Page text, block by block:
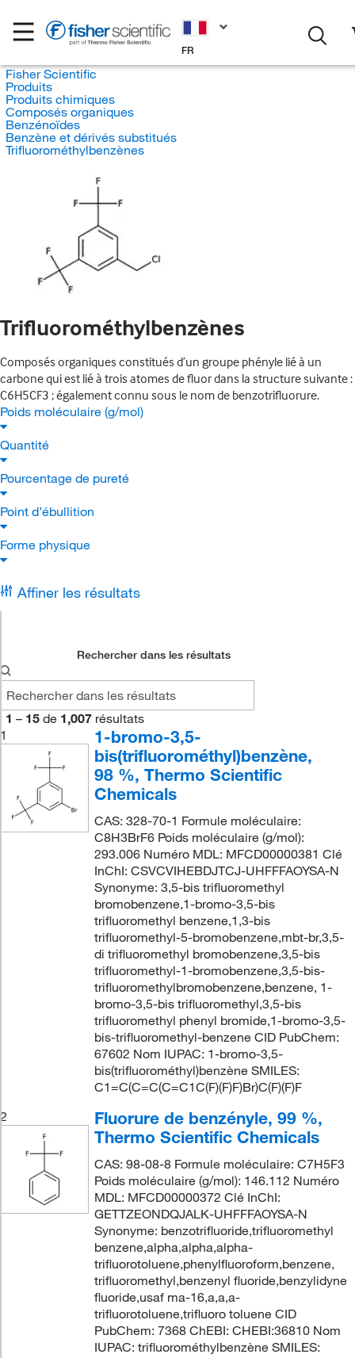
FR
Fisher Scientific
Produits
Produits chimiques
Composés organiques
Benzénoïdes
Benzène et dérivés substitués
Trifluorométhylbenzènes
Trifluorométhylbenzènes
Composés organiques constitués d’un groupe phényle lié à un
carbone qui est lié à trois atomes de fluor dans la structure suivante :
C6H5CF3 ; également connu sous le nom de benzotrifluorure.
Poids moléculaire (g/mol)
Quantité
Pourcentage de pureté
Point d’ébullition
Forme physique
Affiner les résultats
Rechercher dans les résultats
1 – 15 de 1,007 résultats
1
1-bromo-3,5-
bis(trifluorométhyl)benzène,
98 %, Thermo Scientific
Chemicals
CAS: 328-70-1 Formule moléculaire:
C8H3BrF6 Poids moléculaire (g/mol):
293.006 Numéro MDL: MFCD00000381 Clé
InChI: CSVCVIHEBDJTCJ-UHFFFAOYSA-N
Synonyme: 3,5-bis trifluoromethyl
bromobenzene,1-bromo-3,5-bis
trifluoromethyl benzene,1,3-bis
trifluoromethyl-5-bromobenzene,mbt-br,3,5-
di trifluoromethyl bromobenzene,3,5-bis
trifluoromethyl-1-bromobenzene,3,5-bis-
trifluoromethylbromobenzene,benzene, 1-
bromo-3,5-bis trifluoromethyl,3,5-bis
trifluoromethyl phenyl bromide,1-bromo-3,5-
bis-trifluoromethyl-benzene CID PubChem:
67602 Nom IUPAC: 1-bromo-3,5-
bis(trifluorométhyl)benzène SMILES:
C1=C(C=C(C=C1C(F)(F)F)Br)C(F)(F)F
2
Fluorure de benzényle, 99 %,
Thermo Scientific Chemicals
CAS: 98-08-8 Formule moléculaire: C7H5F3
Poids moléculaire (g/mol): 146.112 Numéro
MDL: MFCD00000372 Clé InChI:
GETTZEONDQJALK-UHFFFAOYSA-N
Synonyme: benzotrifluoride,trifluoromethyl
benzene,alpha,alpha,alpha-
trifluorotoluene,phenylfluoroform,benzene,
trifluoromethyl,benzenyl fluoride,benzylidyne
fluoride,usaf ma-16,a,a,a-
trifluorotoluene,trifluoro toluene CID
PubChem: 7368 ChEBI: CHEBI:36810 Nom
IUPAC: trifluorométhylbenzène SMILES: